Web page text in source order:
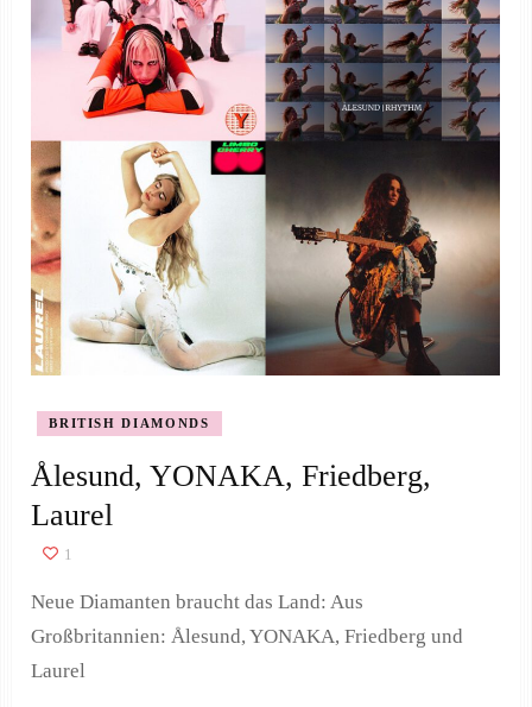
BRITISH DIAMONDS
Ålesund, YONAKA, Friedberg,
Laurel
1
Neue Diamanten braucht das Land: Aus
Großbritannien: Ålesund, YONAKA, Friedberg und
Laurel